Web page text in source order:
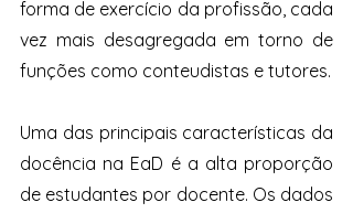
forma de exercício da profissão, cada
vez mais desagregada em torno de
Uma das principais características da
docência na EaD é a alta proporção
de estudantes por docente. Os dados